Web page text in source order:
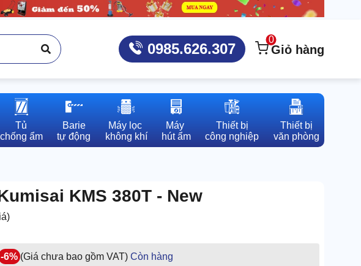
0985.626.307
0
Giỏ hàng
Tủ
chống ẩm
Barie
tự động
Máy lọc
không khí
Máy
hút ẩm
Thiết bị
công nghiệp
Thiết bị
văn phòng
KMS 380T - New
-6% (Giá chưa bao gồm VAT) Còn hàng